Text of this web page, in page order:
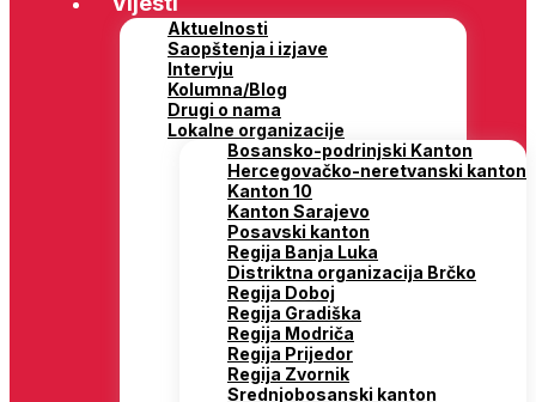
Aktuelnosti
Saopštenja i izjave
Intervju
Kolumna/Blog
Drugi o nama
Lokalne organizacije
Bosansko-podrinjski Kanton
Hercegovačko-neretvanski kanton
Kanton 10
Kanton Sarajevo
Posavski kanton
Regija Banja Luka
Distriktna organizacija Brčko
Regija Doboj
Regija Gradiška
Regija Modriča
Regija Prijedor
Regija Zvornik
Srednjobosanski kanton